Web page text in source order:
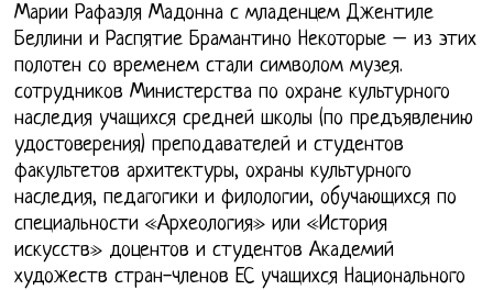
Марии Рафаэля Мадонна с младенцем Джентиле
Беллини и Распятие Брамантино Некоторые – из этих
полотен со временем стали символом музея.
сотрудников Министерства по охране культурного
наследия учащихся средней школы (по предъявлению
удостоверения) преподавателей и студентов
факультетов архитектуры, охраны культурного
наследия, педагогики и филологии, обучающихся по
специальности «Археология» или «История
искусств» доцентов и студентов Академий
художеств стран-членов ЕС учащихся Национального